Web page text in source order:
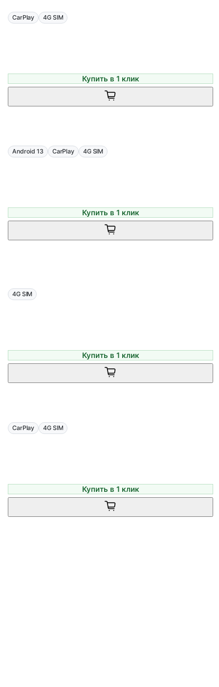
CarPlay 4G SIM
Купить в 1 клик
Android 13 CarPlay 4G SIM
Купить в 1 клик
4G SIM
Купить в 1 клик
CarPlay 4G SIM
Купить в 1 клик